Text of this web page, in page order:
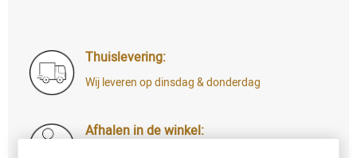
Thuislevering:
Wij leveren op dinsdag & donderdag
Afhalen in de winkel: